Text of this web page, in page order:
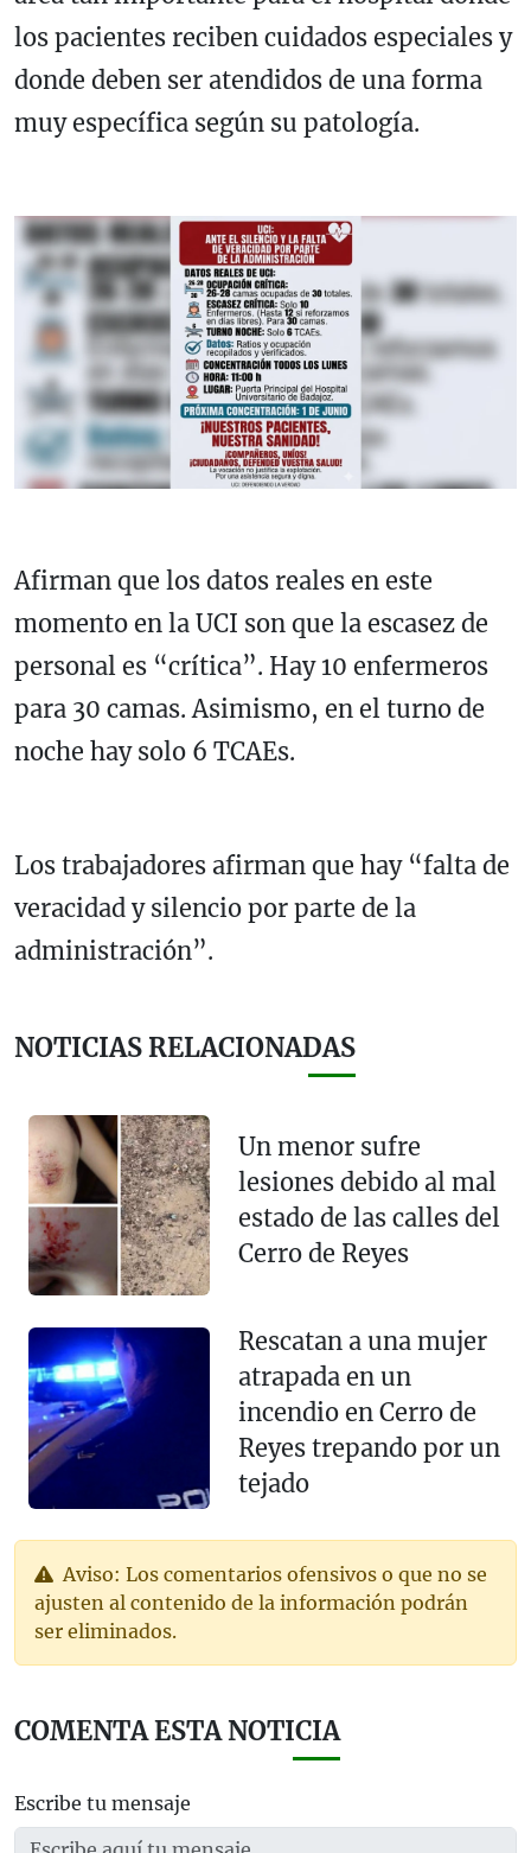
los pacientes reciben cuidados especiales y
donde deben ser atendidos de una forma
muy específica según su patología.
Afirman que los datos reales en este
momento en la UCI son que la escasez de
personal es “crítica”. Hay 10 enfermeros
para 30 camas. Asimismo, en el turno de
noche hay solo 6 TCAEs.
Los trabajadores afirman que hay “falta de
veracidad y silencio por parte de la
administración”.
NOTICIAS RELACIONADAS
Un menor sufre
lesiones debido al mal
estado de las calles del
Cerro de Reyes
Rescatan a una mujer
atrapada en un
incendio en Cerro de
Reyes trepando por un
tejado
Aviso: Los comentarios ofensivos o que no se
ajusten al contenido de la información podrán
ser eliminados.
COMENTA ESTA NOTICIA
Escribe tu mensaje